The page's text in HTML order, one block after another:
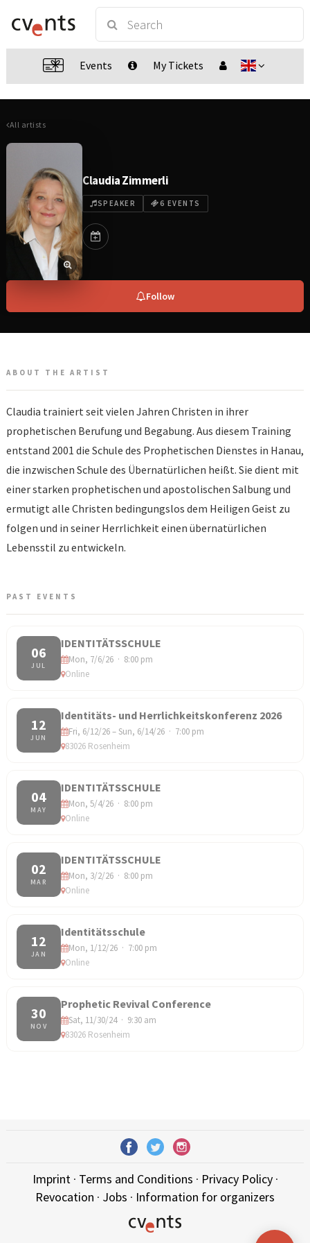
Events My Tickets
All artists
Claudia Zimmerli
SPEAKER 6 EVENTS
Follow
ABOUT THE ARTIST
Claudia trainiert seit vielen Jahren Christen in ihrer
prophetischen Berufung und Begabung. Aus diesem Training
entstand 2001 die Schule des Prophetischen Dienstes in Hanau,
die inzwischen Schule des Übernatürlichen heißt. Sie dient mit
einer starken prophetischen und apostolischen Salbung und
ermutigt alle Christen bedingungslos dem Heiligen Geist zu
folgen und in seiner Herrlichkeit einen übernatürlichen
Lebensstil zu entwickeln.
PAST EVENTS
06
JUL
IDENTITÄTSSCHULE
Mon, 7/6/26 · 8:00 pm
Online
12
JUN
Identitäts- und Herrlichkeitskonferenz 2026
Fri, 6/12/26 – Sun, 6/14/26 · 7:00 pm
83026 Rosenheim
04
MAY
IDENTITÄTSSCHULE
Mon, 5/4/26 · 8:00 pm
Online
02
MAR
IDENTITÄTSSCHULE
Mon, 3/2/26 · 8:00 pm
Online
12
JAN
Identitätsschule
Mon, 1/12/26 · 7:00 pm
Online
30
NOV
Prophetic Revival Conference
Sat, 11/30/24 · 9:30 am
83026 Rosenheim
Imprint· Terms and Conditions · Privacy Policy·
Revocation · Jobs · Information for organizers